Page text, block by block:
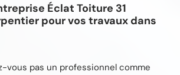
Éclat Toiture 31
pour vos travaux dans
vous pas un professionnel comme